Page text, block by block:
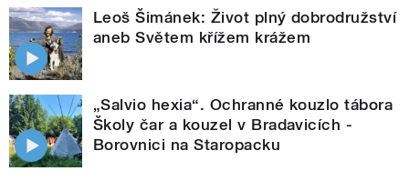
Leoš Šimánek: Život plný dobrodružství
aneb Světem křížem krážem
„Salvio hexia“. Ochranné kouzlo tábora
Školy čar a kouzel v Bradavicích -
Borovnici na Staropacku